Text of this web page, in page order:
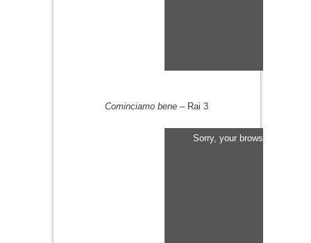
Cominciamo bene – Rai 3
Sorry, your browser does